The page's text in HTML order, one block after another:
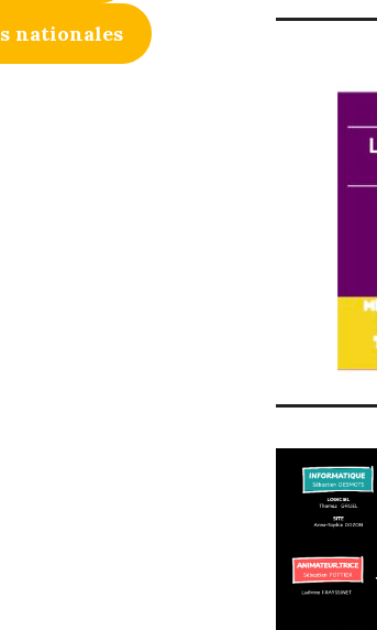
nationales